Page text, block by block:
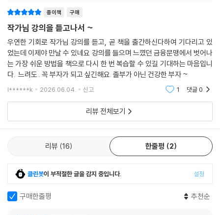
우리는 종종 ‘돈을 잘 관리하는 사람’을 돈을 많이 모은 사람, 혹은 주식·코
인·부동산 같은 투자로 큰 수익을 낸 사람이라고 착각합니다. 그래서 그런
사람들을 보며 이렇게 생각해 버리기도 합니다.
‘역시 저들이 특별했던 거야.’
그렇게 자산관리는 시작도 하기 전에 포기되는 경우가 많습니다. 그런데
제가 현장에서 느낀 건 조금 다릅니다. 돈을 진짜 잘 다루는 사람은 ‘큰 수
익’의 사람이 아니라 돈의 흐름을 설계하고 중심을 잃지 않는 사람입니다.
돈이 들어오면 어디로 흘러가야 하는지, 돈이 새는 곳은 어디인지, 흔들릴
때에도 다시 돌아올 기준이 무엇인지, 그걸 알고 있는 사람이요. 돈의 흐름
은 복잡해 보이지만 큰 틀에서는 세 단계로 나눠볼 수 있습니다. 이 세 단계
소비를 ‘악’으로 여기는 자산관리는 오래가지 못합니다. 자산관리는 벌을
주는 과정이 아니라 삶을 지키는 과정이기 때문입니다. 어떤 소비는 정말
로 우리를 회복시키고, 삶을 더 나아지게 만들기도 합니다. 그 소비가 삶의
만족을 준다면 즐겨도 됩니다. 그런데 여기서 꼭 물어봐야 할 질문이 하나
야 할 진정한 부의 본질임을 설득합니다. 마이너스에서 시작한 이들에게는
위로를, 정체된 이들에게는 새로운 방향을 제시합니다.
재테크 서적의 탈을 쓴 ‘가장 정직한 자존감의 기록’
이 책은 재테크 서적의 탈을 쓴 ‘자존감의 기록’입니다. 저자는 수십억의 수
익률을 자랑하는 대신, 125만 원의 월급 속에서 어떻게 삶의 주도권을 지
켜냈는지, 그리고 빚을 갚아낸 경험이 어떻게 한 인간의 정체성을 바꾸는
지를 증명합니다. 특히 마지막 장에서 강조하는 ‘자립’과 ‘나눔’의 철학은
돈 앞에 주눅 들었던 사회초년생들에게 단순한 부자가 아닌 ‘품격 있는 어
른’으로 성장할 로드맵을 제시합니다. 벼락부자의 신화가 판치는 시대에,
묵묵히 제 자리를 지키며 부를 쌓아가는 이들을 위한 가장 정직한 헌사입
종이책 구매
작가님 강의을 듣고나서 ~
우연한 기회로 작가님 강의를 듣고, 곧 책을 출간하신다하여 기다리고 있
었는데 이제야 만날 수 있네요 강의를 들으며 느꼈던 금융문맹에서 벗어나
는 가장 쉬운 방법을 책으로 다시 한 번 복습할 수 있길 기대하는 마음입니
다. 느려도.. 꼭 부자가 되고 싶긴해요. 졸부가 아닌 건강한 부자 ~
l******k 2026.06.04. 신고 1 댓글0
리뷰 전체보기
리뷰 16 한줄평 2
클린봇이 부적절한 글을 감지 중입니다. 설정
구매한줄평 추천순